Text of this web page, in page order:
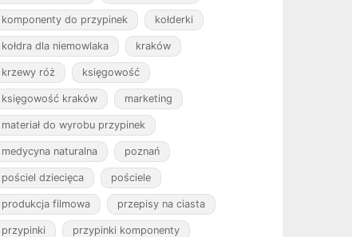
komponenty do przypinek kołderki
kołdra dla niemowlaka kraków
krzewy róż księgowość
księgowość kraków marketing
materiał do wyrobu przypinek
medycyna naturalna poznań
pościel dziecięca pościele
produkcja filmowa przepisy na ciasta
przypinki przypinki komponenty